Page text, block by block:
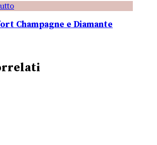
Champagne e Diamante